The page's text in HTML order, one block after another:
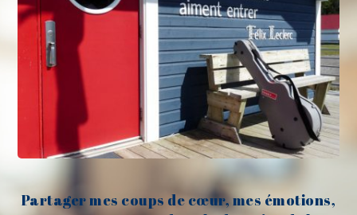
Partager mes coups de cœur, mes émotions,